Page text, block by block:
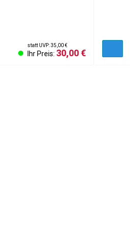
statt UVP: 35,00 €
Ihr Preis: 30,00 €